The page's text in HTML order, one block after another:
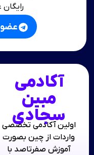
آکادمی
مبین
سجادی
اولین آکادمی تخصصی
واردات از چین بصورت
آموزش صفرتاصد با